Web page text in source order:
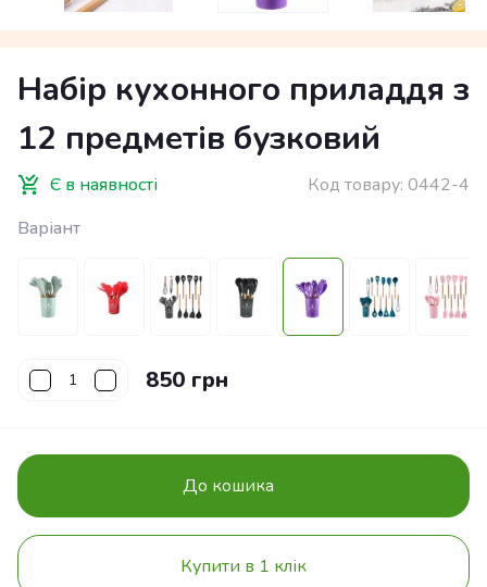
Набір кухонного приладдя з
12 предметів бузковий
Є в наявності Код товару: 0442-4
Варіант
850 грн
До кошика
Купити в 1 клік